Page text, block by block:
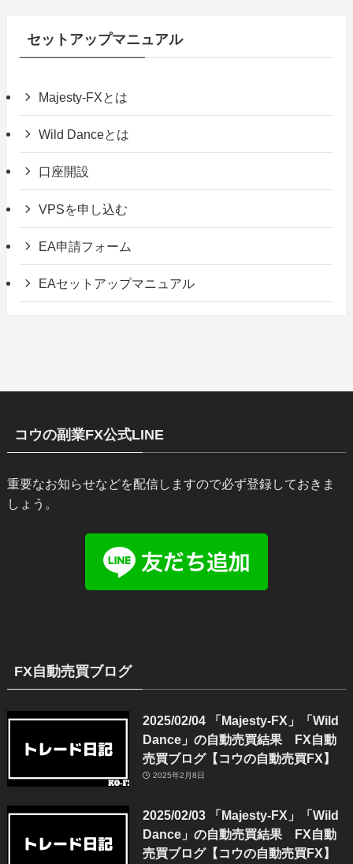
セットアップマニュアル
Majesty-FXとは
Wild Danceとは
口座開設
VPSを申し込む
EA申請フォーム
EAセットアップマニュアル
コウの副業FX公式LINE
重要なお知らせなどを配信しますので必ず登録しておきま
しょう。
FX自動売買ブログ
2025/02/04 「Majesty-FX」「Wild
Dance」の自動売買結果 FX自動
売買ブログ【コウの自動売買FX】
2025年2月8日
2025/02/03 「Majesty-FX」「Wild
Dance」の自動売買結果 FX自動
売買ブログ【コウの自動売買FX】